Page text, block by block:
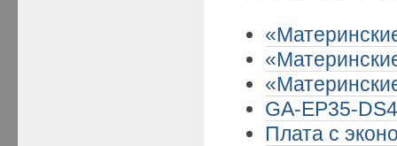
GA-EP35-
Плата с